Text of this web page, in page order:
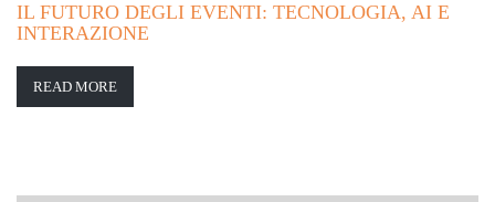
IL FUTURO DEGLI EVENTI: TECNOLOGIA, AI E
INTERAZIONE
READ MORE